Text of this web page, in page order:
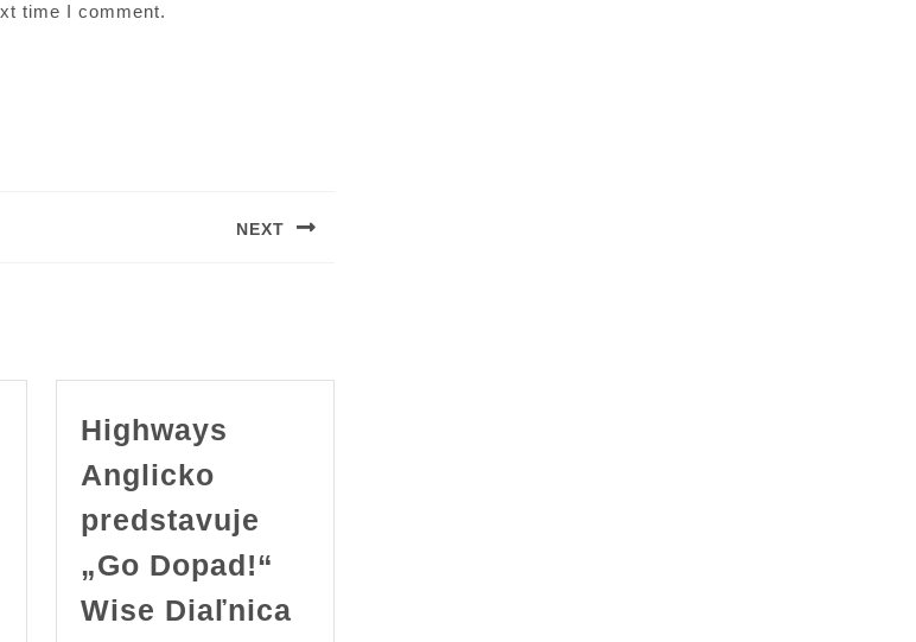
time I comment.
NEXT
Highways
Anglicko
predstavuje
„Go Dopad!“
Wise Diaľnica